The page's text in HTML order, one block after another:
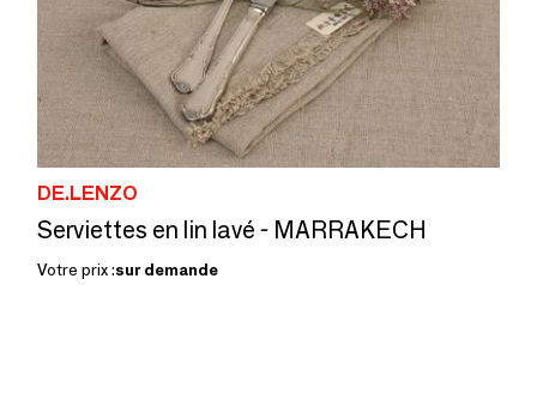
DE.LENZO
Serviettes en lin lavé - MARRAKECH
Votre prix :sur demande